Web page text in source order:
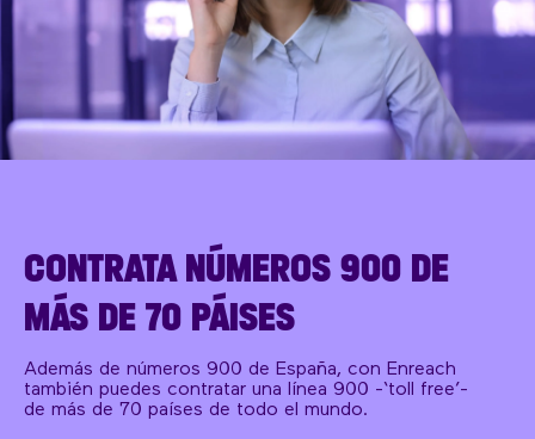
CONTRATA NÚMEROS 900 DE
MÁS DE 70 PÁISES
Además de números 900 de España, con Enreach
también puedes contratar una línea 900 -‘toll free’-
de más de 70 países de todo el mundo.